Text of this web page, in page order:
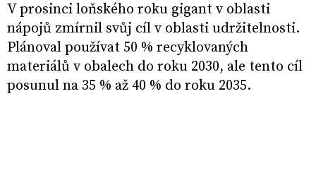
V prosinci loňského roku gigant v oblasti
nápojů zmírnil svůj cíl v oblasti udržitelnosti.
Plánoval používat 50 % recyklovaných
materiálů v obalech do roku 2030, ale tento cíl
posunul na 35 % až 40 % do roku 2035.